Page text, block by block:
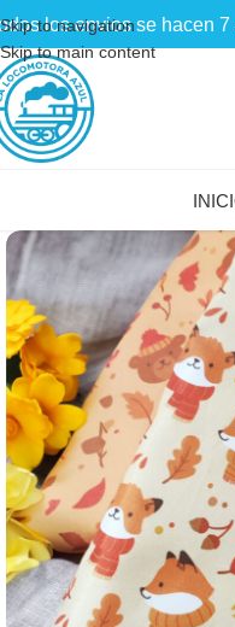
Skip to navigation
Skip to main content
los envios se hacen